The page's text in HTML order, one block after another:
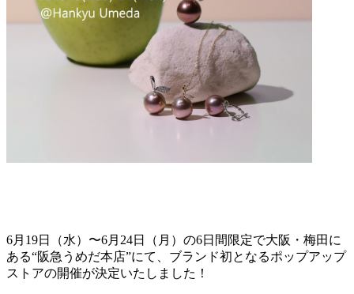
6月19日（水）〜6月24日（月）の6日間限定で大阪・梅田に
ある“阪急うめだ本店”にて、ブランド初となるポップアップ
ストアの開催が決定いたしました！